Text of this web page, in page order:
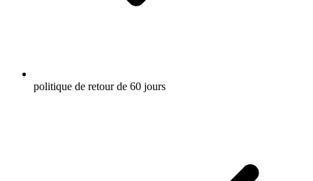
politique de retour de 60 jours